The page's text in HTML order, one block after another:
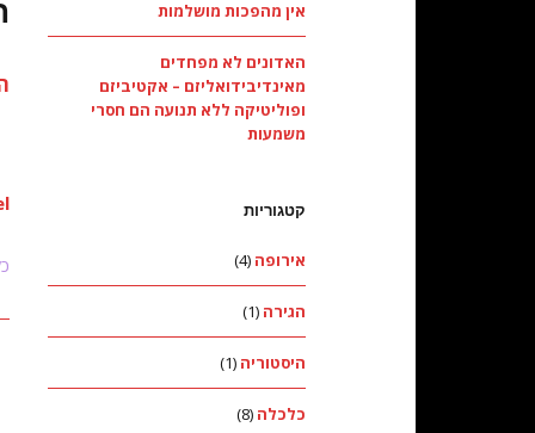
אין מהפכות מושלמות
האדונים לא מפחדים
מאינדיבידואליזם – אקטיביזם
ופוליטיקה ללא תנועה הם חסרי
משמעות
קטגוריות
אירופה (4)
הגירה (1)
היסטוריה (1)
כלכלה (8)